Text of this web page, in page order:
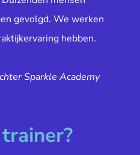
gevolgd. We werken
hebben.
Sparkle Academy